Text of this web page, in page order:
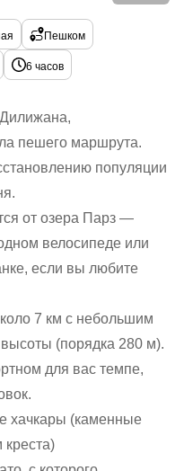
Пешком
6 часов
пешего маршрута.
популяции
от озера Парз —
велосипеде или
если вы любите
7 км с небольшим
(порядка 280 м).
для вас темпе,
хачкары (каменные